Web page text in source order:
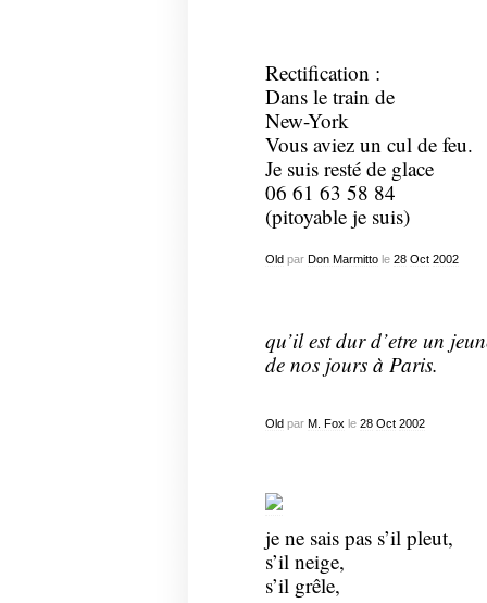
Rectification :
Dans le train de
New-York
Vous aviez un cul de feu.
Je suis resté de glace
06 61 63 58 84
(pitoyable je suis)
Old par Don Marmittole 28 Oct 2002
qu’il est dur d’etre un
de nos jours à Paris.
Old par M. Foxle 28 Oct 2002
je ne sais pas s’il pleut,
s’il neige,
s’il grêle,